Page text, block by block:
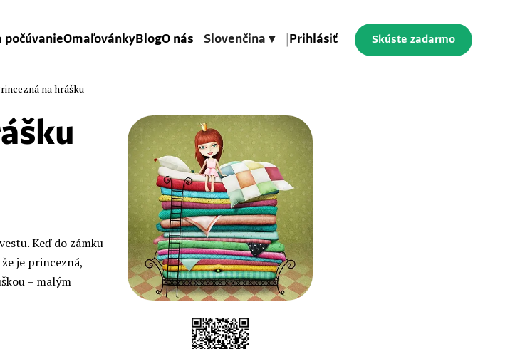
počúvanieOmaľovánkyBlogO nás Slovenčina ▾ Prihlásiť Skúste zadarmo
na hrášku
Keď do zámku
je princezná,
– malým